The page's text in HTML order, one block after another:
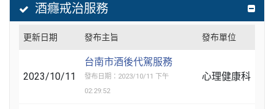
酒癮戒治服務
更新日期 發布主旨 發布單位
2023/10/11
台南市酒後代駕服務
發布日期：2023/10/11 下午
02:29:52
心理健康科